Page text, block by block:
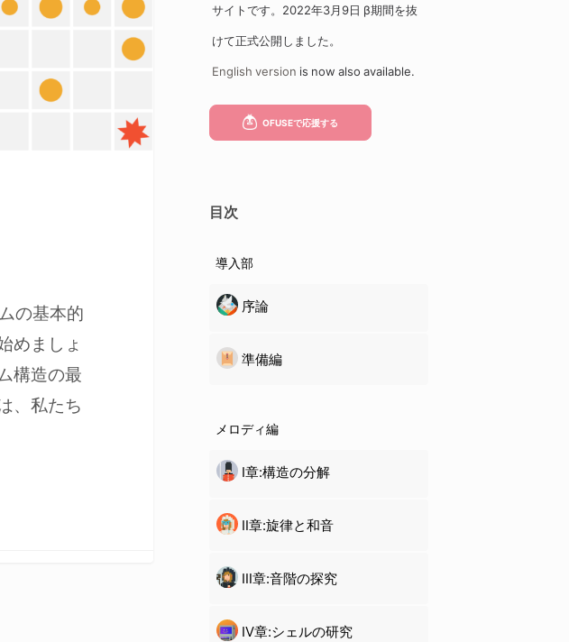
の基本的
めましょ
構造の最
、私たち
サイトです。2022年3月9日 β期間を抜
けて正式公開しました。
English version is now also available.
目次
導入部
序論
準備編
メロディ編
Ⅰ章:構造の分解
Ⅱ章:旋律と和音
Ⅲ章:音階の探究
Ⅳ章:シェルの研究